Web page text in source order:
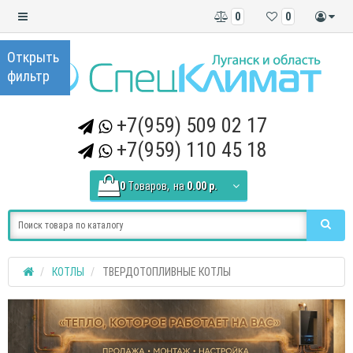
0
0
+7(959) 509 02 17
+7(959) 110 45 18
0 Tоваров, на 0.00 р.
КОТЛЫ ТВЕРДОТОПЛИВНЫЕ КОТЛЫ